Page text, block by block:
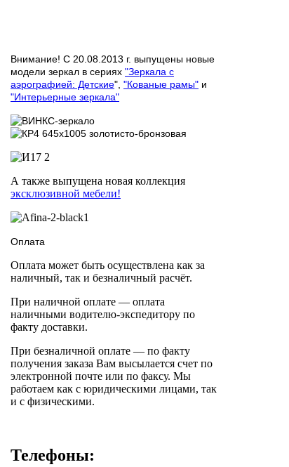
Внимание! С 20.08.2013 г. выпущены новые
модели зеркал в сериях "Зеркала с
аэрографией: Детские", "Кованые рамы" и
"Интерьерные зеркала"
А также выпущена новая коллекция
эксклюзивной мебели!
Оплата
Оплата может быть осуществлена как за
наличный, так и безналичный расчёт.
При наличной оплате — оплата
наличными водителю-экспедитору по
факту доставки.
При безналичной оплате — по факту
получения заказа Вам высылается счет по
электронной почте или по факсу. Мы
работаем как с юридическими лицами, так
и с физическими.
Телефоны: